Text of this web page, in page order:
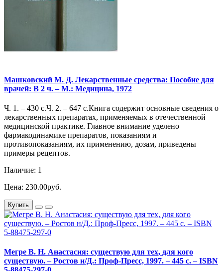
Машковский М. Д. Лекарственные средства: Пособие для
врачей: В 2 ч. – М.: Медицина, 1972
Ч. 1. – 430 с.Ч. 2. – 647 с.Книга содержит основные сведения о
лекарственных препаратах, применяемых в отечественной
медицинской практике. Главное внимание уделено
фармакодинамике препаратов, показаниям и
противопоказаниям, их применению, дозам, приведены
примеры рецептов.
Наличие: 1
Цена: 230.00руб.
Купить
Мегре В. Н. Анастасия: существую для тех, для кого
существую. – Ростов н/Д.: Проф-Пресс, 1997. – 445 с. – ISBN